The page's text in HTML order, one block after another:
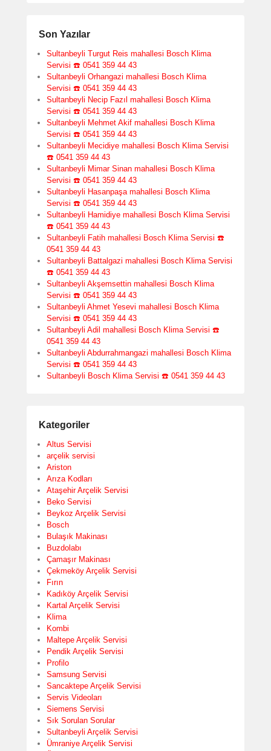
Son Yazılar
Sultanbeyli Turgut Reis mahallesi Bosch Klima
Servisi ☎️ 0541 359 44 43
Sultanbeyli Orhangazi mahallesi Bosch Klima
Servisi ☎️ 0541 359 44 43
Sultanbeyli Necip Fazıl mahallesi Bosch Klima
Servisi ☎️ 0541 359 44 43
Sultanbeyli Mehmet Akif mahallesi Bosch Klima
Servisi ☎️ 0541 359 44 43
Sultanbeyli Mecidiye mahallesi Bosch Klima Servisi
☎️ 0541 359 44 43
Sultanbeyli Mimar Sinan mahallesi Bosch Klima
Servisi ☎️ 0541 359 44 43
Sultanbeyli Hasanpaşa mahallesi Bosch Klima
Servisi ☎️ 0541 359 44 43
Sultanbeyli Hamidiye mahallesi Bosch Klima Servisi
☎️ 0541 359 44 43
Sultanbeyli Fatih mahallesi Bosch Klima Servisi ☎️
0541 359 44 43
Sultanbeyli Battalgazi mahallesi Bosch Klima Servisi
☎️ 0541 359 44 43
Sultanbeyli Akşemsettin mahallesi Bosch Klima
Servisi ☎️ 0541 359 44 43
Sultanbeyli Ahmet Yesevi mahallesi Bosch Klima
Servisi ☎️ 0541 359 44 43
Sultanbeyli Adil mahallesi Bosch Klima Servisi ☎️
0541 359 44 43
Sultanbeyli Abdurrahmangazi mahallesi Bosch Klima
Servisi ☎️ 0541 359 44 43
Sultanbeyli Bosch Klima Servisi ☎️ 0541 359 44 43
Kategoriler
Altus Servisi
arçelik servisi
Ariston
Arıza Kodları
Ataşehir Arçelik Servisi
Beko Servisi
Beykoz Arçelik Servisi
Bosch
Bulaşık Makinası
Buzdolabı
Çamaşır Makinası
Çekmeköy Arçelik Servisi
Fırın
Kadıköy Arçelik Servisi
Kartal Arçelik Servisi
Klima
Kombi
Maltepe Arçelik Servisi
Pendik Arçelik Servisi
Profilo
Samsung Servisi
Sancaktepe Arçelik Servisi
Servis Videoları
Siemens Servisi
Sık Sorulan Sorular
Sultanbeyli Arçelik Servisi
Ümraniye Arçelik Servisi